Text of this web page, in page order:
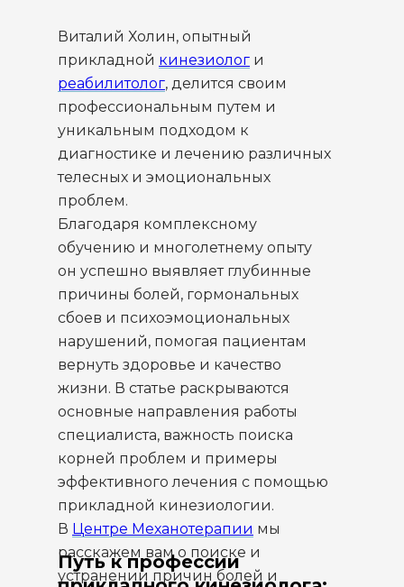
Путь к профессии
Виталий Холин, опытный
прикладной кинезиолог и
реабилитолог, делится своим
профессиональным путем и
уникальным подходом к
диагностике и лечению различных
телесных и эмоциональных
проблем.
Благодаря комплексному
обучению и многолетнему опыту
он успешно выявляет глубинные
причины болей, гормональных
сбоев и психоэмоциональных
нарушений, помогая пациентам
вернуть здоровье и качество
жизни. В статье раскрываются
основные направления работы
специалиста, важность поиска
корней проблем и примеры
эффективного лечения с помощью
прикладной кинезиологии.
В Центре Механотерапии мы
расскажем вам о поиске и
устранении причин болей и